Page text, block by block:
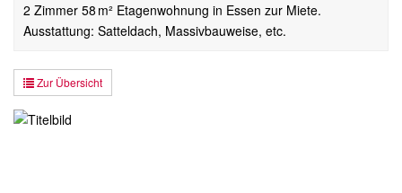
2 Zimmer 58 m² Etagenwohnung in Essen zur Miete.
Ausstattung: Satteldach, Massivbauweise, etc.
Zur Übersicht